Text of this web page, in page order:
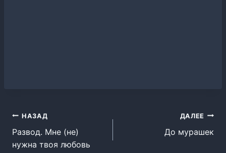
Навигация
по
НАЗАД
Развод. Мне (не)
нужна твоя любовь
ДАЛЕЕ
До мурашек